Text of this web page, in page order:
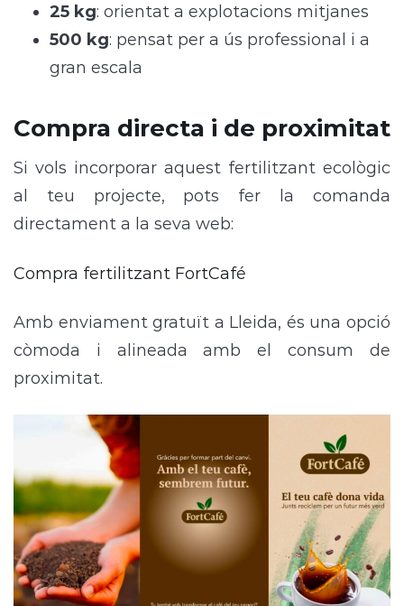
25 kg: orientat a explotacions mitjanes
500 kg: pensat per a ús professional i a
gran escala
Compra directa i de proximitat
Si vols incorporar aquest fertilitzant ecològic
al teu projecte, pots fer la comanda
directament a la seva web:
Compra fertilitzant FortCafé
Amb enviament gratuït a Lleida, és una opció
còmoda i alineada amb el consum de
proximitat.